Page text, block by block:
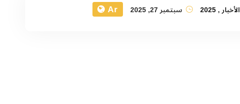
الأخبار,
2025 سبتمبر 27, 2025 Ar